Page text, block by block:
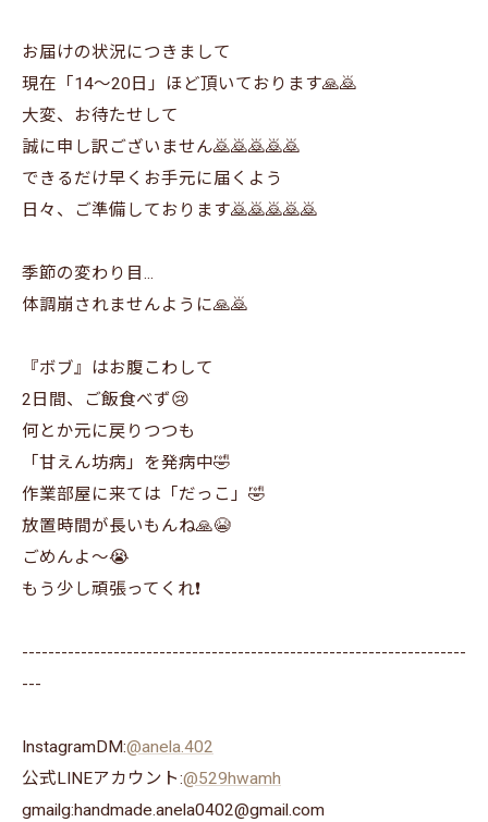
お届けの状況につきまして
現在「14～20日」ほど頂いております🙏🙇
大変、お待たせして
誠に申し訳ございません🙇🙇🙇🙇🙇
できるだけ早くお手元に届くよう
日々、ご準備しております🙇🙇🙇🙇🙇
季節の変わり目...
体調崩されませんように🙏🙇
『ボブ』はお腹こわして
2日間、ご飯食べず😢
何とか元に戻りつつも
「甘えん坊病」を発病中🤣
作業部屋に来ては「だっこ」🤣
放置時間が長いもんね🙏😭
ごめんよ～😭
もう少し頑張ってくれ❗
--------------------------------------------------------------------
---
InstagramDM:@anela.402
公式LINEアカウント:@529hwamh
gmailg:handmade.anela0402@gmail.com